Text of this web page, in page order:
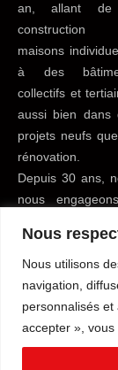
Nous
Nous utilisons
navigation,
personnalisés
accepter », vous
an, allant
construction
maisons
à des
collectifs et
aussi bien dans
projets neufs
rénovation.
Depuis 30 ans,
nous
service
tous nos
bâtiment pour
faciliter la vie.